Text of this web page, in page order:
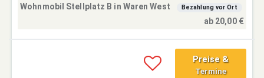
Wohnmobil Stellplatz B in Waren West
Bezahlung vor Ort
ab 20,00 €
Preise &
Termine